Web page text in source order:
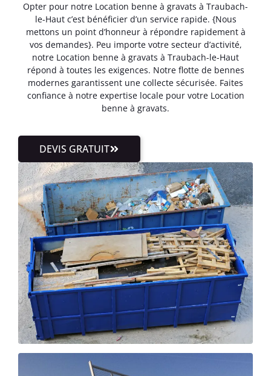
Opter pour notre Location benne à gravats à Traubach-
le-Haut c’est bénéficier d’un service rapide. {Nous
mettons un point d’honneur à répondre rapidement à
vos demandes}. Peu importe votre secteur d’activité,
notre Location benne à gravats à Traubach-le-Haut
répond à toutes les exigences. Notre flotte de bennes
modernes garantissent une collecte sécurisée. Faites
confiance à notre expertise locale pour votre Location
benne à gravats.
DEVIS GRATUIT